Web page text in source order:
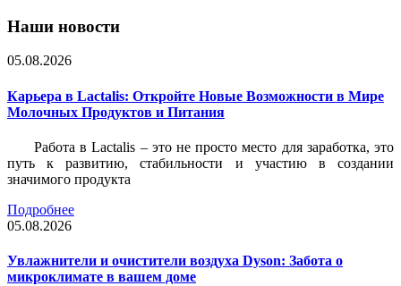
Наши новости
05.08.2026
Карьера в Lactalis: Откройте Новые Возможности в Мире
Молочных Продуктов и Питания
Работа в Lactalis – это не просто место для заработка, это
путь к развитию, стабильности и участию в создании
значимого продукта
Подробнее
05.08.2026
Увлажнители и очистители воздуха Dyson: Забота о
микроклимате в вашем доме